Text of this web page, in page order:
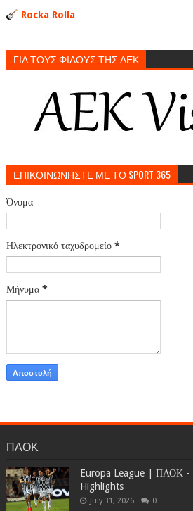
Rocka Rolla
ΓΙΑ ΤΟΥΣ ΦΙΛΟΥΣ ΤΗΣ ΑΕΚ
ΕΠΙΚΟΙΝΩΝΗΣΤΕ ΜΕ ΤΟ SPORT 365
Όνομα
Ηλεκτρονικό ταχυδρομείο *
Μήνυμα *
ΠΑΟΚ
Europa League | ΠΑΟΚ -
Highlights
July 31, 2026 0